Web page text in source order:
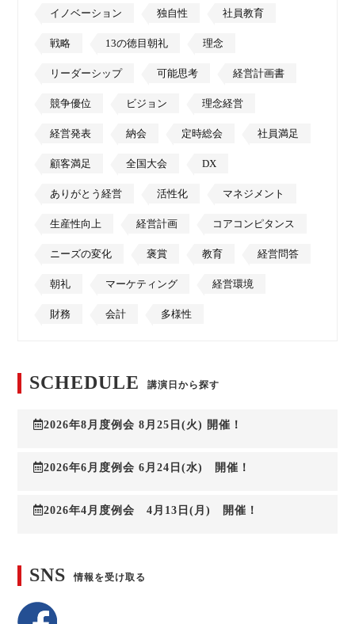
イノベーション 独自性 社員教育
戦略 13の徳目朝礼 理念
リーダーシップ 可能思考 経営計画書
競争優位 ビジョン 理念経営
経営発表 納会 定時総会 社員満足
顧客満足 全国大会 DX
ありがとう経営 活性化 マネジメント
生産性向上 経営計画 コアコンピタンス
ニーズの変化 褒賞 教育 経営問答
朝礼 マーケティング 経営環境
財務 会計 多様性
SCHEDULE 講演日から探す
2026年8月度例会 8月25日(火) 開催！
2026年6月度例会 6月24日(水) 開催！
2026年4月度例会 4月13日(月) 開催！
SNS 情報を受け取る